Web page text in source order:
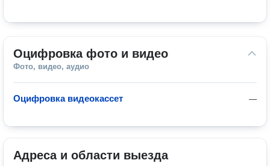
Оцифровка фото и видео
Фото, видео, аудио
—
Оцифровка видеокассет
Адреса и области выезда